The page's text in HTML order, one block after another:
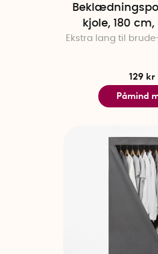
kjole, 180
Ekstra lang til
129 kr
Påmind